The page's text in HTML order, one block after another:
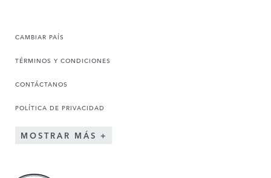
CAMBIAR PAÍS
TÉRMINOS Y CONDICIONES
CONTÁCTANOS
POLÍTICA DE PRIVACIDAD
MOSTRAR MÁS